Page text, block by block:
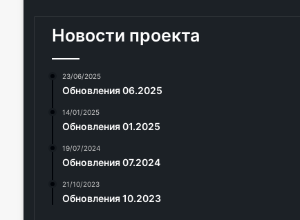
Новости проекта
23/06/2025
Обновления 06.2025
14/01/2025
Обновления 01.2025
19/07/2024
Обновления 07.2024
21/10/2023
Обновления 10.2023